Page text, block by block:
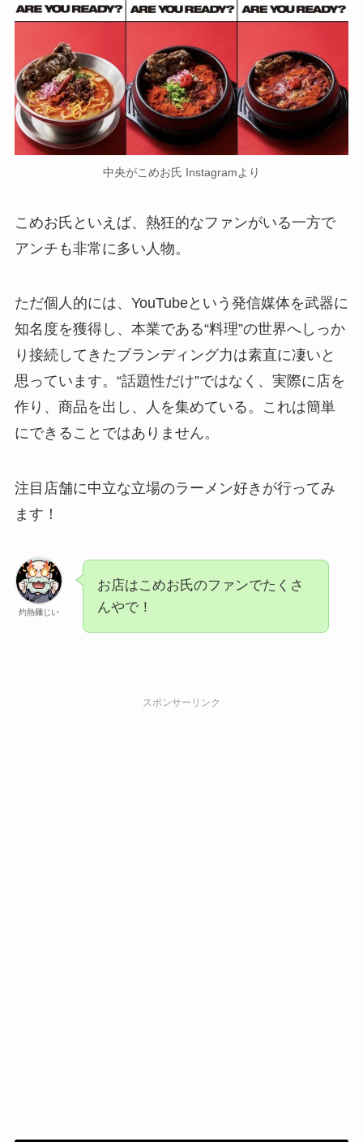
中央がこめお氏 Instagramより
こめお氏といえば、熱狂的なファンがいる一方で
アンチも非常に多い人物。
ただ個人的には、YouTubeという発信媒体を武器に
知名度を獲得し、本業である“料理”の世界へしっか
り接続してきたブランディング力は素直に凄いと
思っています。“話題性だけ”ではなく、実際に店を
作り、商品を出し、人を集めている。これは簡単
にできることではありません。
注目店舗に中立な立場のラーメン好きが行ってみ
ます！
灼熱麺じい
お店はこめお氏のファンでたくさ
んやで！
スポンサーリンク